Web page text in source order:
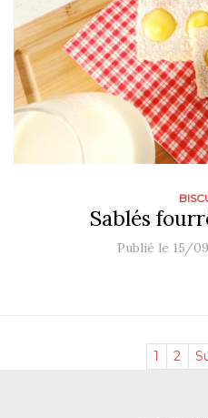
Sablés
Publié le 15/
1 2